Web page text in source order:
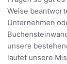
Weise
Unternehmen
unsere
lautet unsere